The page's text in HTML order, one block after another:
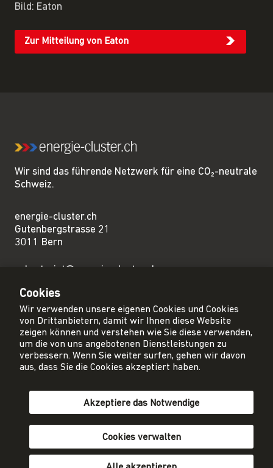
Bild: Eaton
Zur Mitteilung von Eaton
Wir sind das führende Netzwerk für eine CO₂-neutrale
Schweiz.
energie-cluster.ch
Gutenbergstrasse 21
3011 Bern
sekretariat@energie-cluster.ch
Privacy Policy
Impressum
AGB
Mitglied werden
Newsletter abonnieren
Cookies
Wir verwenden unsere eigenen Cookies und Cookies
von Drittanbietern, damit wir Ihnen diese Website
zeigen können und verstehen wie Sie diese verwenden,
um die von uns angebotenen Dienstleistungen zu
verbessern. Wenn Sie weiter surfen, gehen wir davon
aus, dass Sie die Cookies akzeptiert haben.
Akzeptiere das Notwendige
Cookies verwalten